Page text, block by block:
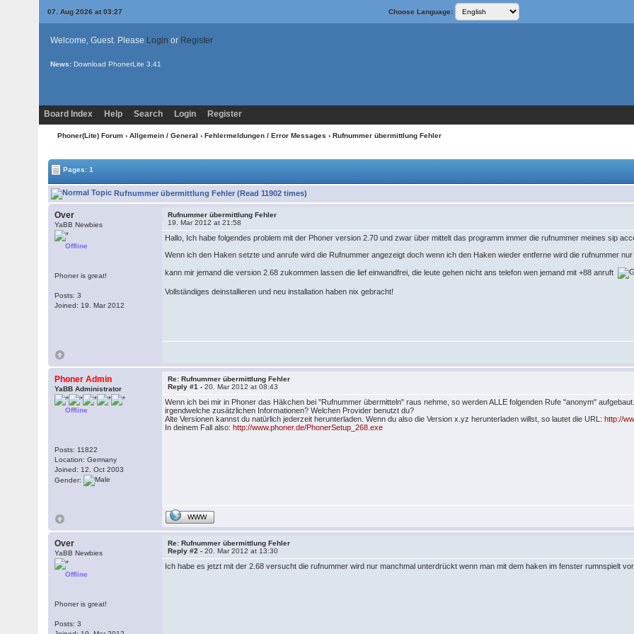
07. Aug 2026 at 03:27 Choose Language:
Welcome, Guest. Please Login or Register
News: Download PhonerLite 3.41
Board Index Help Search Login Register
Phoner(Lite) Forum › Allgemein / General › Fehlermeldungen / Error Messages › Rufnummer übermittlung Fehler
Pages: 1
Rufnummer übermittlung Fehler (Read 11902 times)
Over
YaBB Newbies
Offline
Phoner is great!
Posts: 3
Joined: 19. Mar 2012
Rufnummer übermittlung Fehler
19. Mar 2012 at 21:58
Hallo, Ich habe folgendes problem mit der Phoner version 2.70 und zwar über mittelt das programm immer die rufnummer meines sip
Wenn ich den Haken setzte und anrufe wird die Rufnummer angezeigt doch wenn ich den Haken wieder entferne wird die rufnummer
kann mir jemand die version 2.68 zukommen lassen die lief einwandfrei, die leute gehen nicht ans telefon wen jemand mit +88 anruft
Vollständiges deinstallieren und neu installation haben nix gebracht!
Phoner Admin
YaBB Administrator
Offline
Posts: 11822
Location: Germany
Joined: 12. Oct 2003
Gender:
Re: Rufnummer übermittlung Fehler
Reply #1 -20. Mar 2012 at 08:43
Wenn ich bei mir in Phoner das Häkchen bei "Rufnummer übermitteln" raus nehme, so werden ALLE folgenden Rufe "anonym"
irgendwelche zusätzlichen Informationen? Welchen Provider benutzt du?
Alte Versionen kannst du natürlich jederzeit herunterladen. Wenn du also die Version x.yz herunterladen willst, so lautet die URL:http://
In deinem Fall also:http://www.phoner.de/PhonerSetup_268.exe
WWW
Over
YaBB Newbies
Offline
Phoner is great!
Posts: 3
Re: Rufnummer übermittlung Fehler
Reply #2 -20. Mar 2012 at 13:30
Ich habe es jetzt mit der 2.68 versucht die rufnummer wird nur manchmal unterdrückt wenn man mit dem haken im fenster rumnspielt